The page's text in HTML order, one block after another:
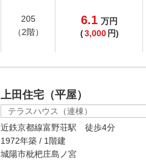
205
（2階）
6.1 万円
(3,000 円)
上田住宅（平屋）
テラスハウス（連棟）
近鉄京都線富野荘駅 徒歩4分
1972年築 / 1階建
城陽市枇杷庄島ノ宮